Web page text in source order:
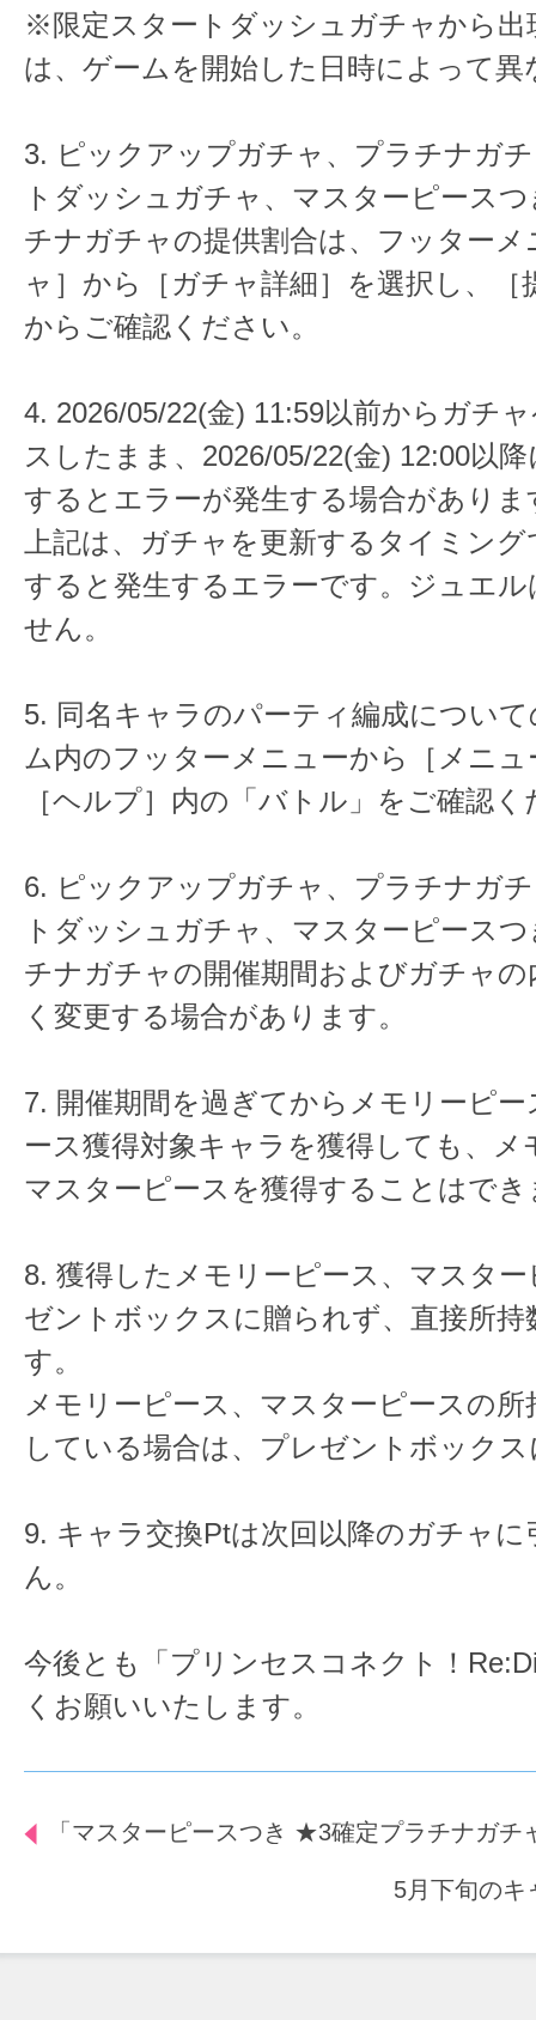
※限定スタートダッシュガチャから出
は、ゲームを開始した日時によって異
3. ピックアップガチャ、プラチナガ
トダッシュガチャ、マスターピース
チナガチャの提供割合は、フッター
ャ］から［ガチャ詳細］を選択し、［
からご確認ください。
4. 2026/05/22(金) 11:59以前からガチ
スしたまま、2026/05/22(金) 12:00以
するとエラーが発生する場合がありま
上記は、ガチャを更新するタイミン
すると発生するエラーです。ジュエ
せん。
5. 同名キャラのパーティ編成につい
ム内のフッターメニューから［メニュ
［ヘルプ］内の「バトル」をご確認く
6. ピックアップガチャ、プラチナガ
トダッシュガチャ、マスターピース
チナガチャの開催期間およびガチャの
く変更する場合があります。
7. 開催期間を過ぎてからメモリーピ
ース獲得対象キャラを獲得しても、メ
マスターピースを獲得することはで
8. 獲得したメモリーピース、マスタ
ゼントボックスに贈られず、直接所持
す。
メモリーピース、マスターピースの所
している場合は、プレゼントボック
9. キャラ交換Ptは次回以降のガチャ
ん。
今後とも「プリンセスコネクト！
くお願いいたします。
「マスターピースつき ★3確定プラチナガチ
5月下旬のキ